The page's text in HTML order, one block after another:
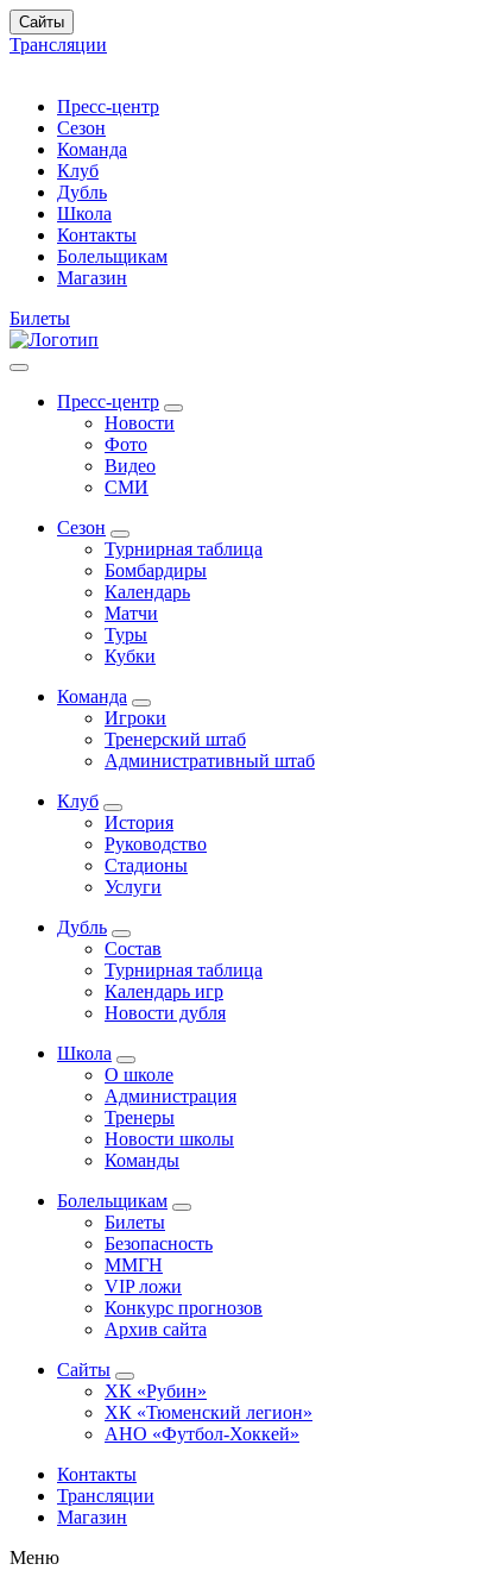
Сайты
Трансляции
Пресс-центр
Сезон
Команда
Клуб
Дубль
Школа
Контакты
Болельщикам
Магазин
Билеты
Пресс-центр
Новости
Фото
Видео
СМИ
Сезон
Турнирная таблица
Бомбардиры
Календарь
Матчи
Туры
Кубки
Команда
Игроки
Тренерский штаб
Административный штаб
Клуб
История
Руководство
Стадионы
Услуги
Дубль
Состав
Турнирная таблица
Календарь игр
Новости дубля
Школа
О школе
Администрация
Тренеры
Новости школы
Команды
Болельщикам
Билеты
Безопасность
ММГН
VIP ложи
Конкурс прогнозов
Архив сайта
Сайты
ХК «Рубин»
ХК «Тюменский легион»
АНО «Футбол-Хоккей»
Контакты
Трансляции
Магазин
Меню